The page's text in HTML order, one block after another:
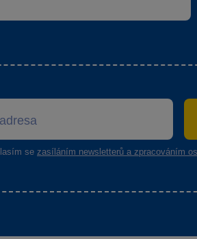
se zasíláním newsletterů a zpracováním